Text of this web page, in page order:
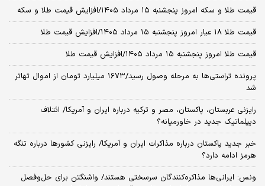
قیمت طلا و سکه امروز پنجشنبه ۱۵ مرداد ۱۴۰۵/افزایش قیمت طلا و سکه
قیمت طلا ۱۸ عیار امروز پنجشنبه ۱۵ مرداد ۱۴۰۵/افزایش قیمت طلا
قیمت طلا امروز پنجشنبه ۱۵ مرداد ۱۴۰۵/افزایش قیمت طلا
پرونده تراستی‌ها به مرحله وصول رسید/۱۶۷۳ میلیارد تومان از اموال تهاتر
شد
رایزنی عربستان، پاکستان، مصر و ترکیه درباره ایران و آمریکا/ ائتلاف
دیپلماتیک جدید در خاورمیانه؟
خبر جدید پاکستان درباره مذاکرات ایران و آمریکا/ رایزنی کشورها درباره تنگه
هرمز ادامه دارد؟
ونس: ایرانی‌ها مذاکره‌کنندگان سرسختی هستند/ واشنگتن برای حل‌وفصل